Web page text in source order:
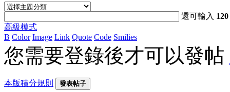
還可輸入 120
高級模式
B Color Image Link Quote Code Smilies
您需要登錄後才可以發帖
本版積分規則 發表帖子